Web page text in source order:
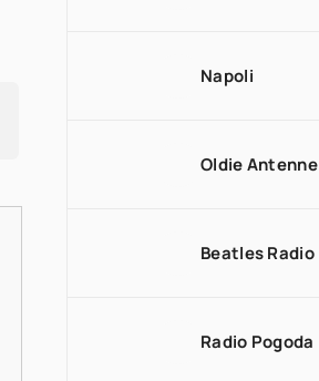
Napoli
Oldie Antenne
Beatles Radio
Radio Pogoda